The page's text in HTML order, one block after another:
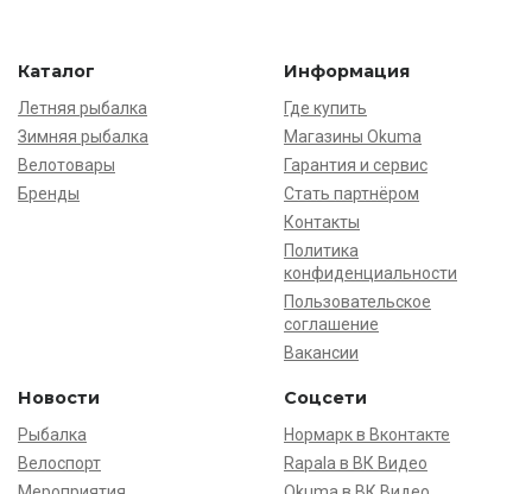
Каталог
Летняя рыбалка
Зимняя рыбалка
Велотовары
Бренды
Информация
Где купить
Магазины Okuma
Гарантия и сервис
Стать партнёром
Контакты
Политика
конфиденциальности
Пользовательское
соглашение
Вакансии
Новости
Рыбалка
Велоспорт
Соцсети
Нормарк в Вконтакте
Rapala в ВК Видео